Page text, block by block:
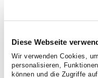
Diese Webseite
Wir verwenden Cookies,
personalisieren,
können und die Zugriffe
06/29/2023
Im Jubiläumsjahr der